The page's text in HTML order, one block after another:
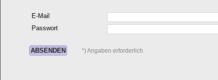
E-Mail
Passwort
*) Angaben erforderlich